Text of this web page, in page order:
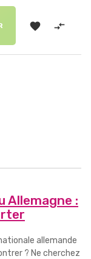
 
Allemagne :
allemande
? Ne cherchez